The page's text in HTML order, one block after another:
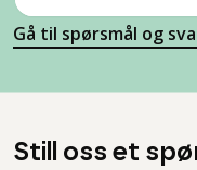
Gå til spørsmål og
Still oss et